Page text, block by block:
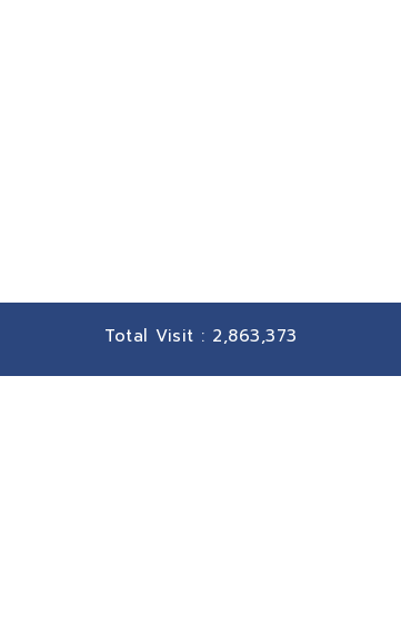
Total Visit : 2,863,373